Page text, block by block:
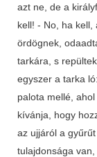
azt ne, de a
kell! - No, ha
ördögnek,
tarkára, s
egyszer a tarka
palota mellé,
kívánja, hogy
az ujjáról a
tulajdonsága